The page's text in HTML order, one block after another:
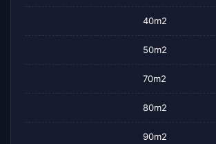
40m2
50m2
70m2
80m2
90m2